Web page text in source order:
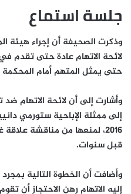
جلسة استماع
وذكرت الصحيفة أن إجراء هيئة
لائحة الاتهام عادة حتى تقدم
حتى يمثل المتهم أمام المحكمة
وأشارت إلى أن لائحة الاتهام
إلى ممثلة الإباحية ستورمي
2016، لمنعها من مناقشة
قبل سنوات.
وأضافت أن الخطوة التالية
إليه الاتهام رهن الاحتجاز أن